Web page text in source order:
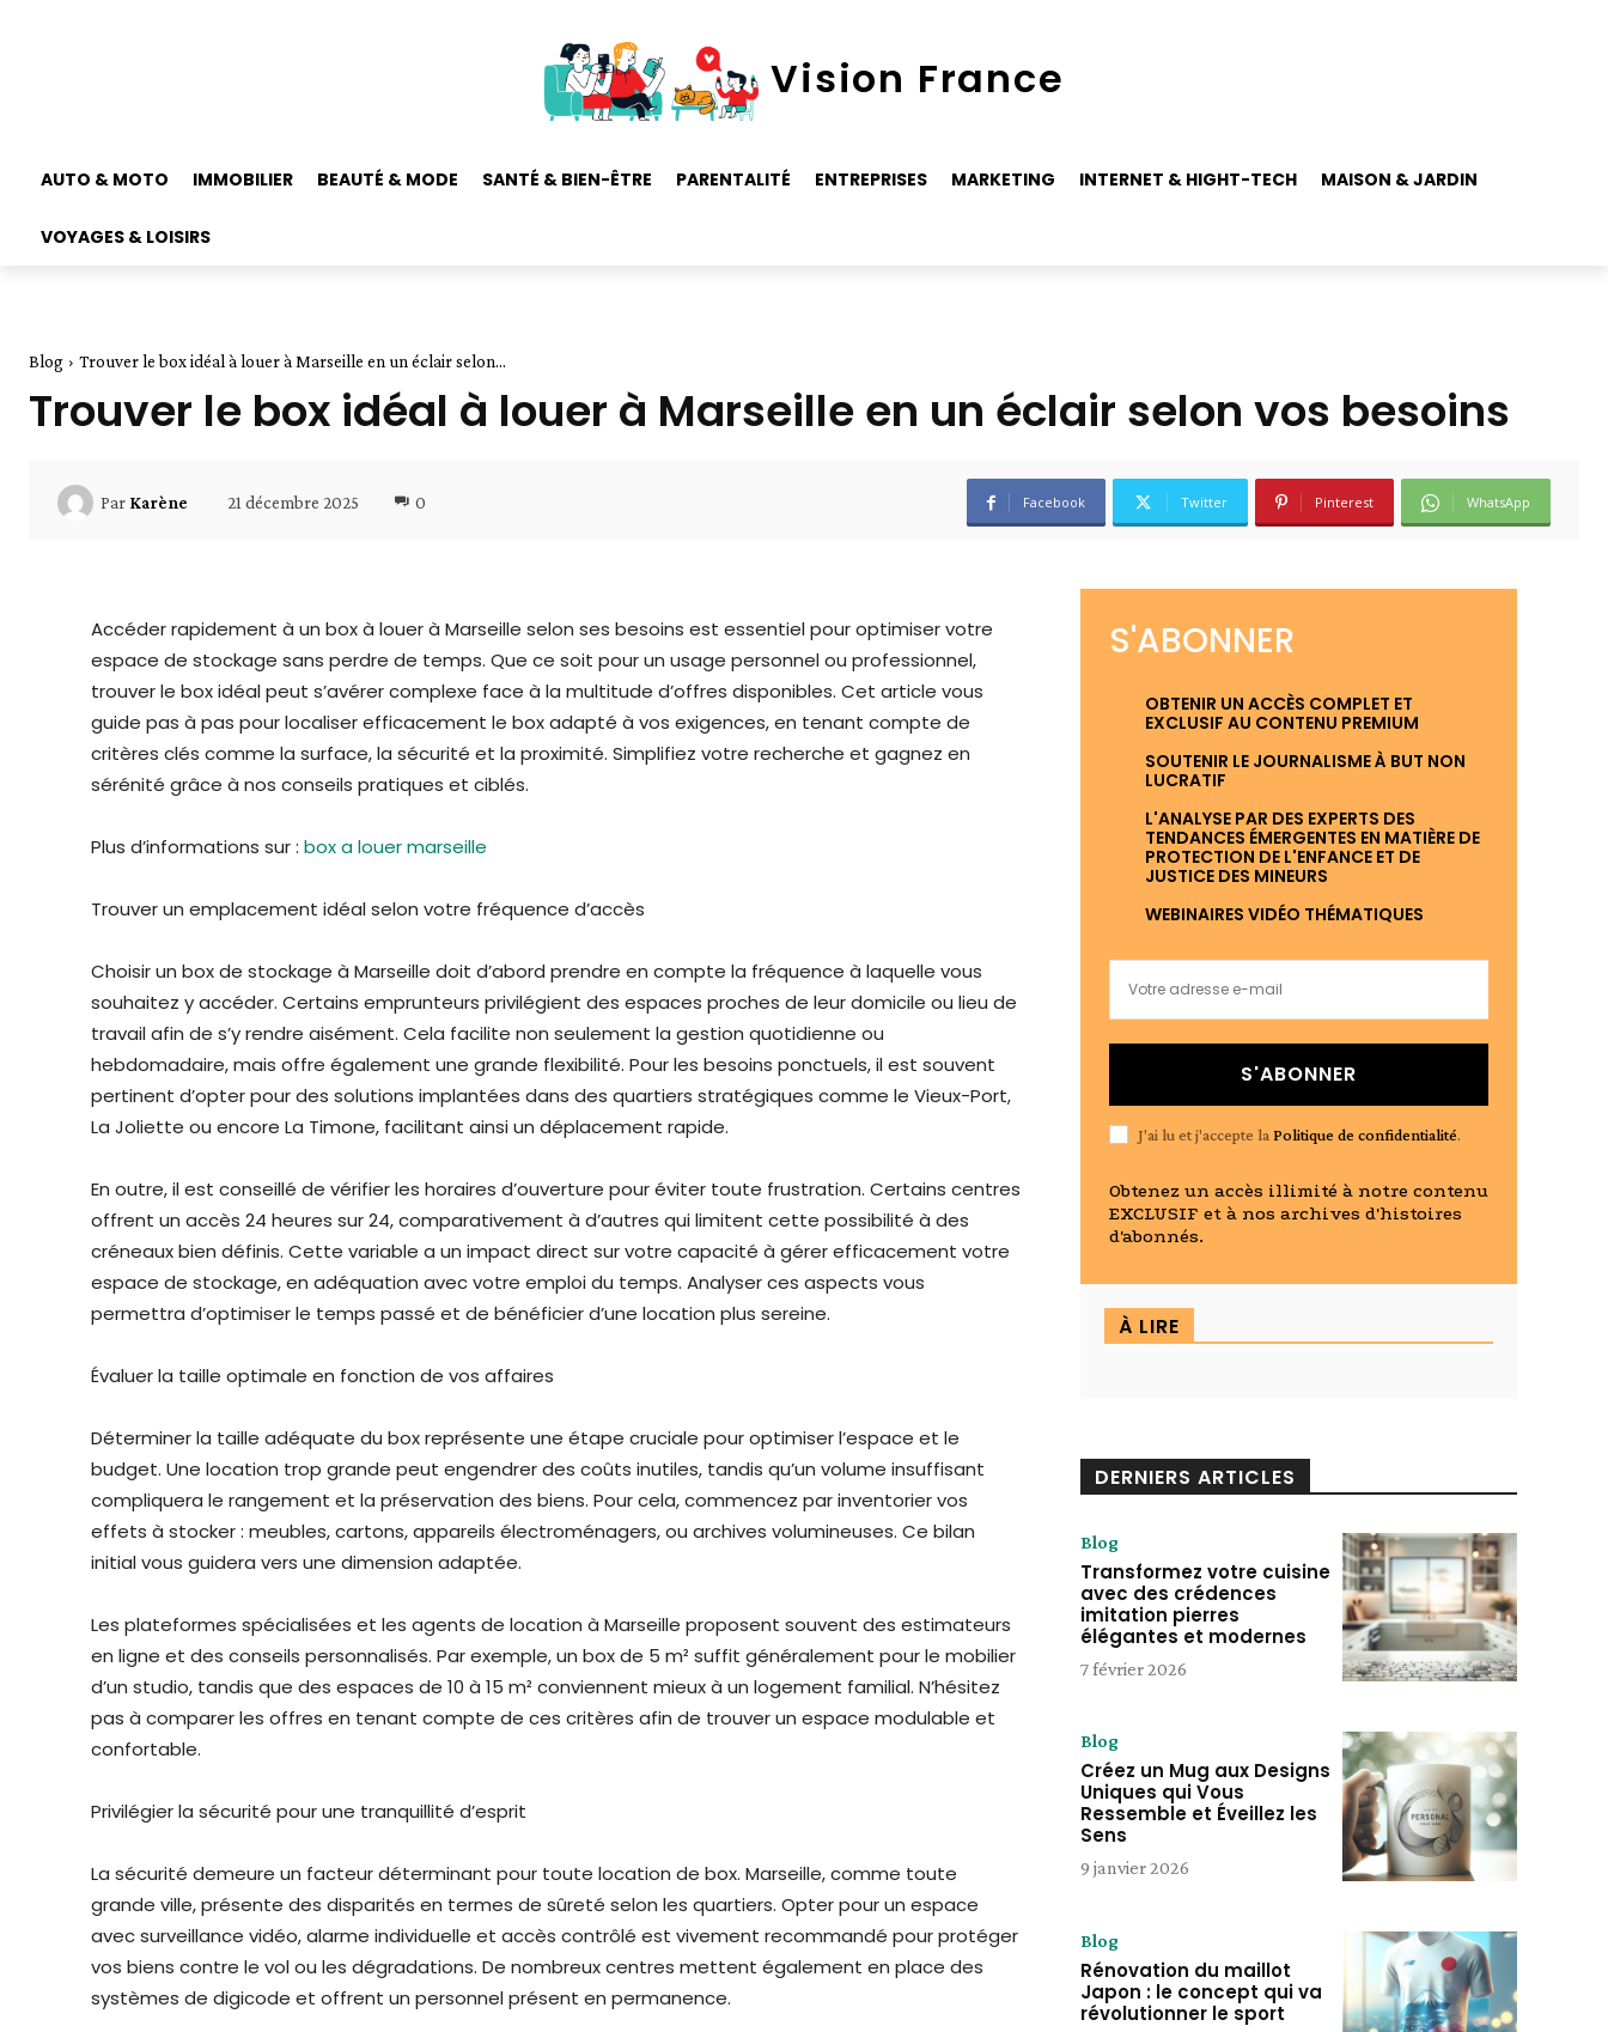
Vision France
AUTO & MOTO IMMOBILIER BEAUTÉ & MODE SANTÉ & BIEN-ÊTRE PARENTALITÉ ENTREPRISES MARKETING INTERNET & HIGHT-TECH MAISON & JARDIN
VOYAGES & LOISIRS
Blog Trouver le box idéal à louer à Marseille en un éclair selon...
Trouver le box idéal à louer à Marseille en un éclair selon vos besoins
Par Karène 21 décembre 2025 0 Facebook Twitter Pinterest WhatsApp
Accéder rapidement à un box à louer à Marseille selon ses besoins est essentiel pour optimiser votre
espace de stockage sans perdre de temps. Que ce soit pour un usage personnel ou professionnel,
trouver le box idéal peut s’avérer complexe face à la multitude d’offres disponibles. Cet article vous
guide pas à pas pour localiser efficacement le box adapté à vos exigences, en tenant compte de
critères clés comme la surface, la sécurité et la proximité. Simplifiez votre recherche et gagnez en
sérénité grâce à nos conseils pratiques et ciblés.
Plus d’informations sur : box a louer marseille
Trouver un emplacement idéal selon votre fréquence d’accès
Choisir un box de stockage à Marseille doit d’abord prendre en compte la fréquence à laquelle vous
souhaitez y accéder. Certains emprunteurs privilégient des espaces proches de leur domicile ou lieu de
travail afin de s’y rendre aisément. Cela facilite non seulement la gestion quotidienne ou
hebdomadaire, mais offre également une grande flexibilité. Pour les besoins ponctuels, il est souvent
pertinent d’opter pour des solutions implantées dans des quartiers stratégiques comme le Vieux-Port,
La Joliette ou encore La Timone, facilitant ainsi un déplacement rapide.
En outre, il est conseillé de vérifier les horaires d’ouverture pour éviter toute frustration. Certains centres
offrent un accès 24 heures sur 24, comparativement à d’autres qui limitent cette possibilité à des
créneaux bien définis. Cette variable a un impact direct sur votre capacité à gérer efficacement votre
espace de stockage, en adéquation avec votre emploi du temps. Analyser ces aspects vous
permettra d’optimiser le temps passé et de bénéficier d’une location plus sereine.
Évaluer la taille optimale en fonction de vos affaires
Déterminer la taille adéquate du box représente une étape cruciale pour optimiser l’espace et le
budget. Une location trop grande peut engendrer des coûts inutiles, tandis qu’un volume insuffisant
compliquera le rangement et la préservation des biens. Pour cela, commencez par inventorier vos
effets à stocker : meubles, cartons, appareils électroménagers, ou archives volumineuses. Ce bilan
initial vous guidera vers une dimension adaptée.
Les plateformes spécialisées et les agents de location à Marseille proposent souvent des estimateurs
en ligne et des conseils personnalisés. Par exemple, un box de 5 m² suffit généralement pour le mobilier
d’un studio, tandis que des espaces de 10 à 15 m² conviennent mieux à un logement familial. N’hésitez
pas à comparer les offres en tenant compte de ces critères afin de trouver un espace modulable et
confortable.
Privilégier la sécurité pour une tranquillité d’esprit
La sécurité demeure un facteur déterminant pour toute location de box. Marseille, comme toute
grande ville, présente des disparités en termes de sûreté selon les quartiers. Opter pour un espace
avec surveillance vidéo, alarme individuelle et accès contrôlé est vivement recommandé pour protéger
vos biens contre le vol ou les dégradations. De nombreux centres mettent également en place des
systèmes de digicode et offrent un personnel présent en permanence.
S'ABONNER
OBTENIR UN ACCÈS COMPLET ET
EXCLUSIF AU CONTENU PREMIUM
SOUTENIR LE JOURNALISME À BUT NON
LUCRATIF
L'ANALYSE PAR DES EXPERTS DES
TENDANCES ÉMERGENTES EN MATIÈRE DE
PROTECTION DE L'ENFANCE ET DE
JUSTICE DES MINEURS
WEBINAIRES VIDÉO THÉMATIQUES
S'ABONNER
J'ai lu et j'accepte la Politique de confidentialité.
Obtenez un accès illimité à notre contenu
EXCLUSIF et à nos archives d'histoires
d'abonnés.
À LIRE
DERNIERS ARTICLES
Blog
Transformez votre cuisine
avec des crédences
imitation pierres
élégantes et modernes
7 février 2026
Blog
Créez un Mug aux Designs
Uniques qui Vous
Ressemble et Éveillez les
Sens
9 janvier 2026
Blog
Rénovation du maillot
Japon : le concept qui va
révolutionner le sport